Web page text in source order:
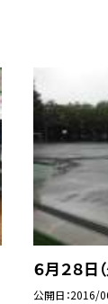
６月２８日
公開日 2016/